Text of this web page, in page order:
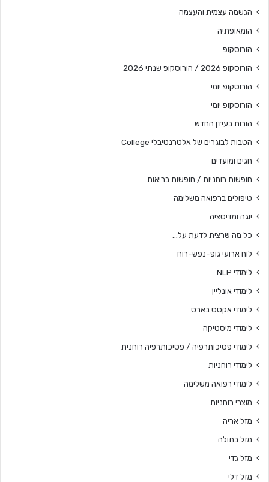
הגשמה עצמית והעצמה
הומאופתיה
הורוסקופ
הורוסקופ 2026 / הורוסקופ שנתי 2026
הורוסקופ יומי
הורוסקופ יומי
הורות בעידן החדש
הטבות לבוגרים של אלטרנטיבלי College
חגים ומועדים
חופשות רוחניות / חופשות בריאות
טיפולים ברפואה משלימה
יוגה ומדיטציה
כל מה שרצית לדעת על…
לוח ארועי גופ-נפש-רוח
לימודי NLP
לימודי אונליין
לימודי אקסס בארס
לימודי מיסטיקה
לימודי פסיכותרפיה / פסיכותרפיה רוחנית
לימודי רוחניות
לימודי רפואה משלימה
מוצרי רוחניות
מזל אריה
מזל בתולה
מזל גדי
מזל דלי